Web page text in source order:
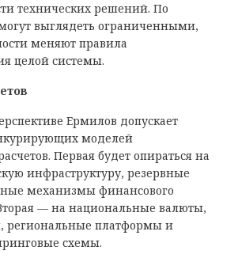
технических решений. По
выглядеть ограниченными,
меняют правила
целой системы.
Ермилов допускает
моделей
Первая будет опираться на
инфраструктуру, резервные
механизмы финансового
— на национальные валюты,
региональные платформы и
схемы.